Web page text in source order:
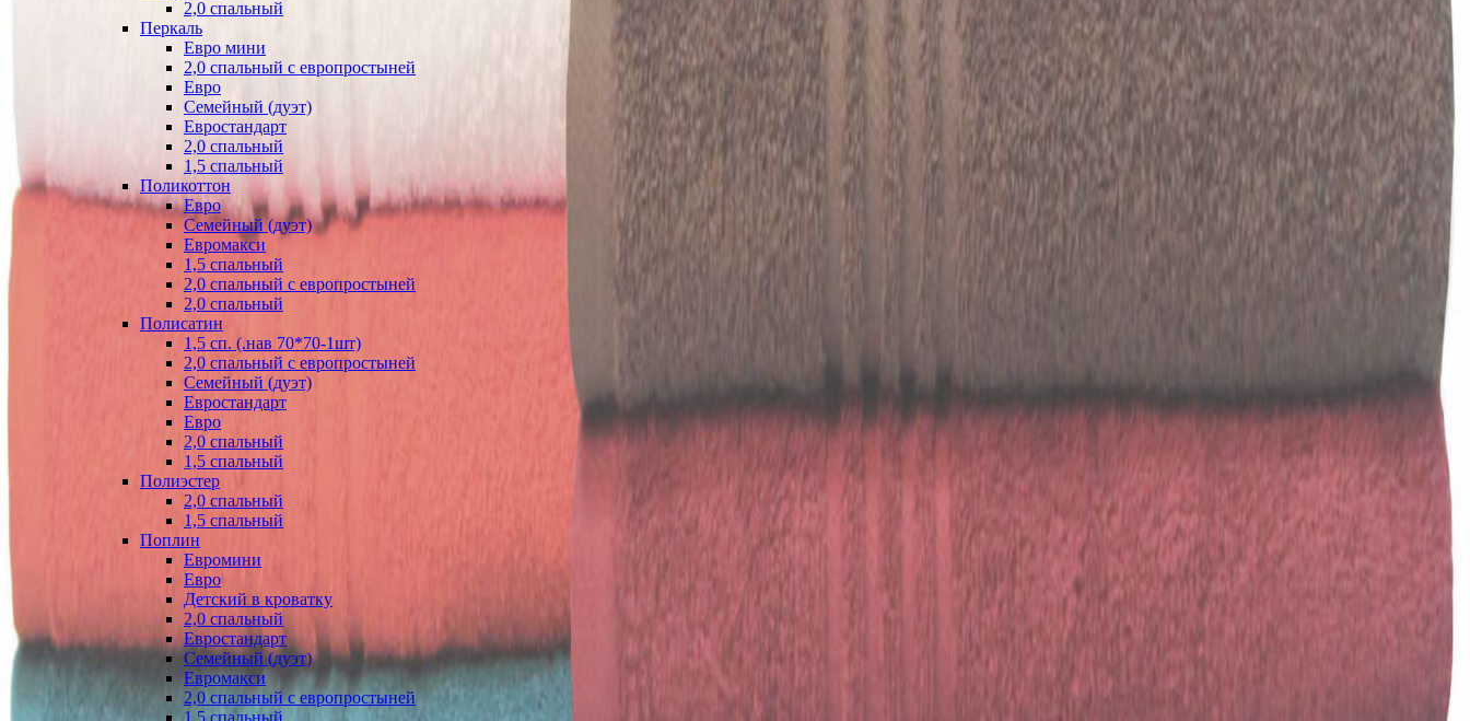
2,0 спальный
Перкаль
Евро мини
2,0 спальный с европростыней
Евро
Семейный (дуэт)
Евростандарт
2,0 спальный
1,5 спальный
Поликоттон
Евро
Семейный (дуэт)
Евромакси
1,5 спальный
2,0 спальный с европростыней
2,0 спальный
Полисатин
1,5 сп. (.нав 70*70-1шт)
2,0 спальный с европростыней
Семейный (дуэт)
Евростандарт
Евро
2,0 спальный
1,5 спальный
Полиэстер
2,0 спальный
1,5 спальный
Поплин
Евромини
Евро
Детский в кроватку
2,0 спальный
Евростандарт
Семейный (дуэт)
Евромакси
2,0 спальный с европростыней